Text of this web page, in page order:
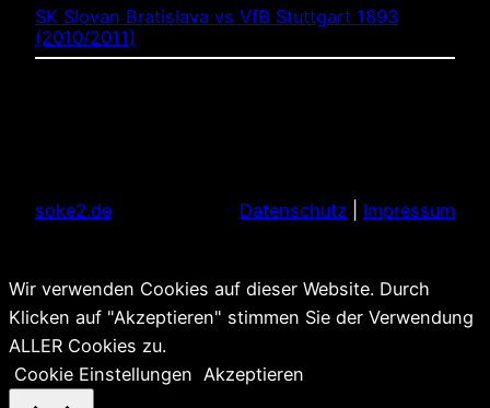
SK Slovan Bratislava vs VfB Stuttgart 1893
(2010/2011)
soke2.de Datenschutz Impressum
Wir verwenden Cookies auf dieser Website. Durch
Klicken auf "Akzeptieren" stimmen Sie der Verwendung
ALLER Cookies zu.
Cookie Einstellungen Akzeptieren